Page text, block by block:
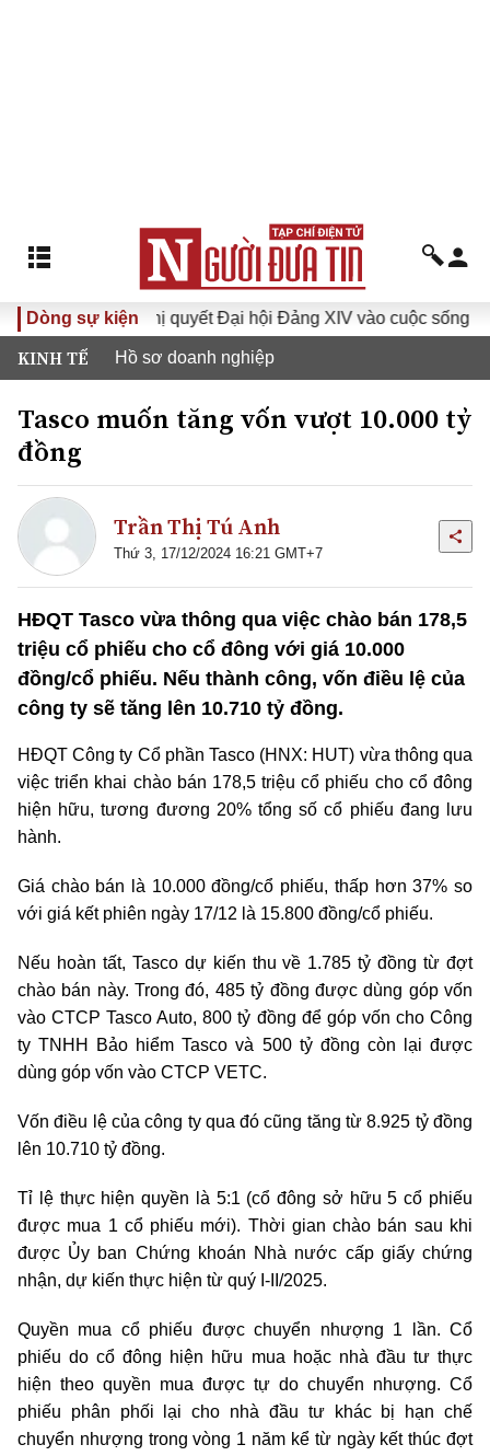
Dòng sự kiện
Đưa Nghị quyết Đại hội Đảng XIV vào cuộc sống
KINH TẾ Hồ sơ doanh nghiệp
Tasco muốn tăng vốn vượt 10.000 tỷ
đồng
Trần Thị Tú Anh
Thứ 3, 17/12/2024 16:21 GMT+7
HĐQT Tasco vừa thông qua việc chào bán 178,5
triệu cổ phiếu cho cổ đông với giá 10.000
đồng/cổ phiếu. Nếu thành công, vốn điều lệ của
công ty sẽ tăng lên 10.710 tỷ đồng.
HĐQT Công ty Cổ phần Tasco (HNX: HUT) vừa thông qua
việc triển khai chào bán 178,5 triệu cổ phiếu cho cổ đông
hiện hữu, tương đương 20% tổng số cổ phiếu đang lưu
hành.
Giá chào bán là 10.000 đồng/cổ phiếu, thấp hơn 37% so
với giá kết phiên ngày 17/12 là 15.800 đồng/cổ phiếu.
Nếu hoàn tất, Tasco dự kiến thu về 1.785 tỷ đồng từ đợt
chào bán này. Trong đó, 485 tỷ đồng được dùng góp vốn
vào CTCP Tasco Auto, 800 tỷ đồng để góp vốn cho Công
ty TNHH Bảo hiểm Tasco và 500 tỷ đồng còn lại được
dùng góp vốn vào CTCP VETC.
Vốn điều lệ của công ty qua đó cũng tăng từ 8.925 tỷ đồng
lên 10.710 tỷ đồng.
Tỉ lệ thực hiện quyền là 5:1 (cổ đông sở hữu 5 cổ phiếu
được mua 1 cổ phiếu mới). Thời gian chào bán sau khi
được Ủy ban Chứng khoán Nhà nước cấp giấy chứng
nhận, dự kiến thực hiện từ quý I-II/2025.
Quyền mua cổ phiếu được chuyển nhượng 1 lần. Cổ
phiếu do cổ đông hiện hữu mua hoặc nhà đầu tư thực
hiện theo quyền mua được tự do chuyển nhượng. Cổ
phiếu phân phối lại cho nhà đầu tư khác bị hạn chế
chuyển nhượng trong vòng 1 năm kể từ ngày kết thúc đợt